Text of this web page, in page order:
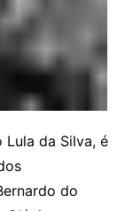
Lula da Silva, é
do